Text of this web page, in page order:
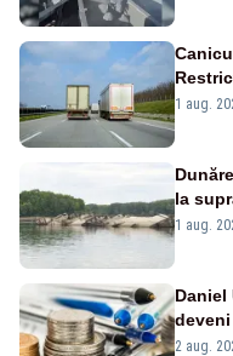
județe
1 aug.
la
război
1 aug.
Daniel
2 aug.